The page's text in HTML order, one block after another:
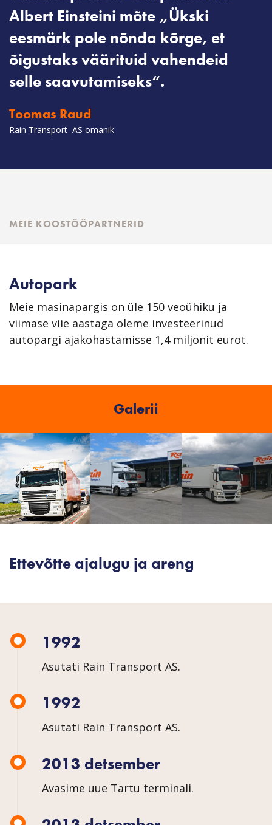
Albert Einsteini mõte „Ükski
eesmärk pole nõnda kõrge, et
õigustaks väärituid vahendeid
selle saavutamiseks“.
Toomas Raud
Rain Transport AS omanik
MEIE KOOSTÖÖPARTNERID
Autopark
Meie masinapargis on üle 150 veoühiku ja
viimase viie aastaga oleme investeerinud
autopargi ajakohastamisse 1,4 miljonit eurot.
Galerii
Ettevõtte ajalugu ja areng
1992
Asutati Rain Transport AS.
1992
Asutati Rain Transport AS.
2013 detsember
Avasime uue Tartu terminali.